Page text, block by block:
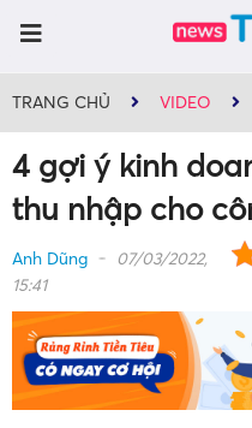
TRANG CHỦ VIDEO
4 gợi ý kinh
thu nhập cho
Anh Dũng
07/03/2022,
15:41